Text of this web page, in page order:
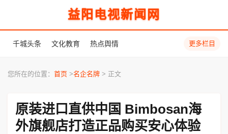
益阳电视新闻网
千城头条 文化教育 热点舆情 更多栏目
您所在的位置： 首页 >名企名牌 > 正文
原装进口直供中国 Bimbosan海
外旗舰店打造正品购买安心体验